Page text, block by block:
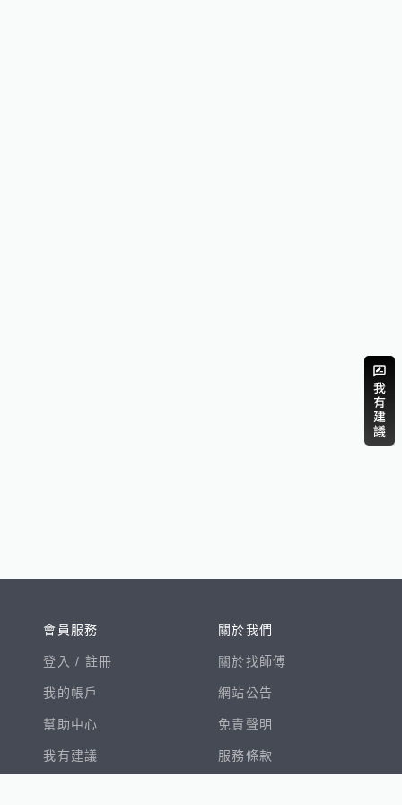
會員服務
登入 / 註冊
我的帳戶
幫助中心
我有建議
關於我們
關於找師傅
網站公告
免責聲明
服務條款